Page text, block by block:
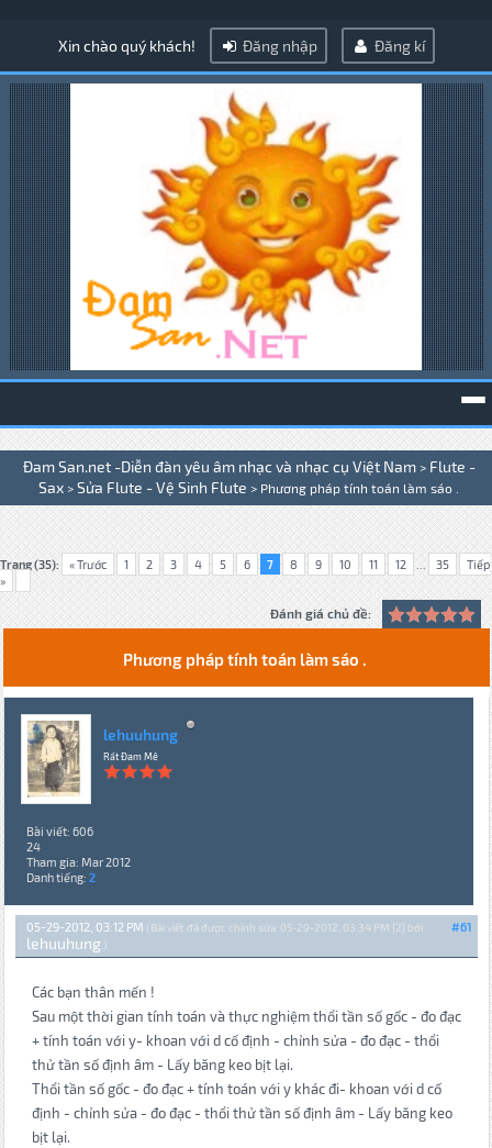
Xin chào quý khách! Đăng nhập Đăng kí
Đam San.net -Diễn đàn yêu âm nhạc và nhạc cụ Việt Nam > Flute -
Sax > Sửa Flute - Vệ Sinh Flute > Phương pháp tính toán làm sáo .
Trang (35): « Trước 1 2 3 4 5 6 7 8 9 10 11 12 ... 35
Tiếp
»
Đánh giá chủ đề:
Phương pháp tính toán làm sáo .
lehuuhung
Rất Đam Mê
Bài viết: 606
24
Tham gia: Mar 2012
Danh tiếng: 2
#61
05-29-2012, 03:12 PM (Bài viết đã được chỉnh sửa: 05-29-2012, 03:34 PM {2} bởi
lehuuhung.)
Các bạn thân mến !
Sau một thời gian tính toán và thực nghiệm thổi tần số gốc - đo đạc
+ tính toán với y- khoan với d cố định - chỉnh sửa - đo đạc - thổi
thử tần số định âm - Lấy băng keo bịt lại.
Thổi tần số gốc - đo đạc + tính toán với y khác đi- khoan với d cố
định - chỉnh sửa - đo đạc - thổi thử tần số định âm - Lấy băng keo
bịt lại.